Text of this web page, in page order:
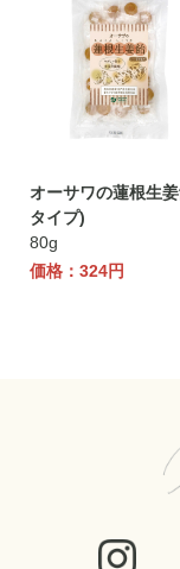
オーサワの蓮根生
タイプ)
80g
価格：324円